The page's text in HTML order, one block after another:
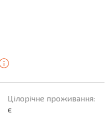
Цілорічне проживання:
є